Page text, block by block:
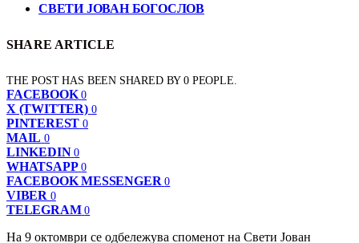
СВЕТИ ЈОВАН БОГОСЛОВ
SHARE ARTICLE
THE POST HAS BEEN SHARED BY0 PEOPLE.
FACEBOOK 0
X (TWITTER) 0
PINTEREST 0
MAIL 0
LINKEDIN 0
WHATSAPP 0
FACEBOOK MESSENGER 0
VIBER 0
TELEGRAM 0
На 9 октомври се одбележува споменот на Свети Јован